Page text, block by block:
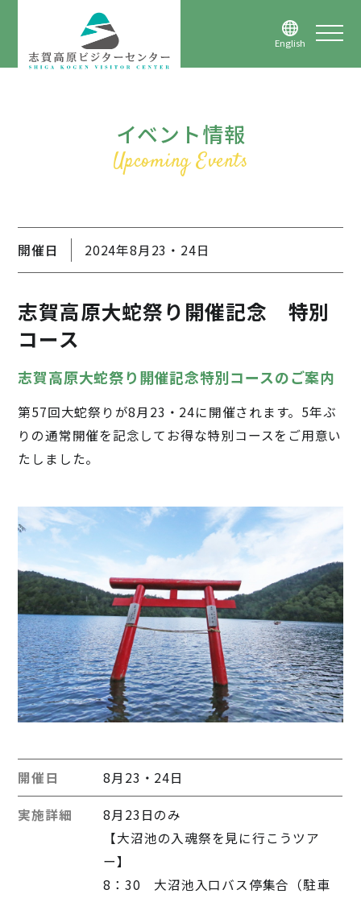
English
イベント情報
開催日 2024年8月23・24日
志賀高原大蛇祭り開催記念 特別
コース
志賀高原大蛇祭り開催記念特別コースのご案内
第57回大蛇祭りが8月23・24に開催されます。5年ぶ
りの通常開催を記念してお得な特別コースをご用意い
たしました。
開催日
8月23・24日
実施詳細
8月23日のみ
【大沼池の入魂祭を見に行こうツア
ー】
8：30 大沼池入口バス停集合（駐車